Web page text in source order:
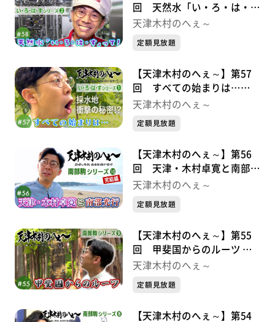
回 天然水「い・ろ・は・
す」って！ い・ろ・は・す
天津木村のへぇ～
定額見放題
【天津木村のへぇ～】第57
回 すべての始まりは…
い・ろ・は・すシリーズ➀
天津木村のへぇ～
定額見放題
【天津木村のへぇ～】第56
回 天津・木村卓寛と南部光
行 南部駒シリーズ⑩完結編
天津木村のへぇ～
定額見放題
【天津木村のへぇ～】第55
回 甲斐国からのルーツ 南
部駒シリーズ⑨
天津木村のへぇ～
定額見放題
【天津木村のへぇ～】第54